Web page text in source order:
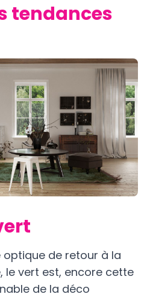
tendances
de retour à la
le vert est, encore cette
de la déco